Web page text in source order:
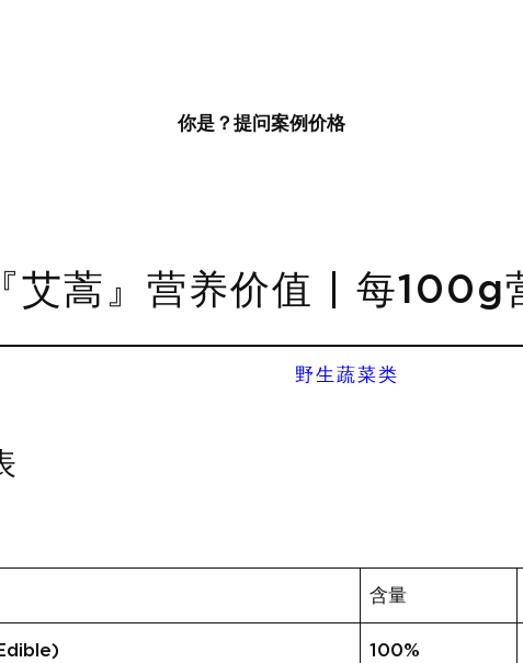
你是？ 提问案例价格
『艾蒿』营养价值 | 每100g
野生蔬菜类
含量
100%